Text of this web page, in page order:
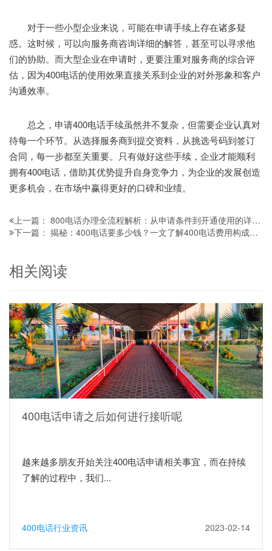
对于一些小型企业来说，可能在申请手续上存在诸多疑
惑。这时候，可以向服务商咨询详细的解答，甚至可以寻求他
们的协助。而大型企业在申请时，更要注重对服务商的综合评
估，因为400电话的使用效果直接关系到企业的对外形象和客户
沟通效率。
总之，申请400电话手续虽然并不复杂，但需要企业认真对
待每一个环节。从选择服务商到提交资料，从挑选号码到签订
合同，每一步都至关重要。只有做好这些手续，企业才能顺利
拥有400电话，借助其优势提升自身竞争力，为企业的发展创造
更多机会，在市场中赢得更好的口碑和业绩。
上一篇： 800电话办理全流程解析：从申请条件到开通使用的详细指南
下一篇： 揭秘：400电话要多少钱？一文了解400电话费用构成与影响因素
相关阅读
400电话申请之后如何进行接听呢
越来越多朋友开始关注400电话申请相关事宜，而在持续
了解的过程中，我们...
400电话行业资讯 2023-02-14